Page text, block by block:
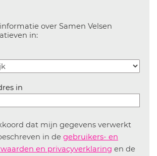
over Samen Velsen
in:Aanvinken om informatie over
in
dat mijn gegevens verwerkt
in de gebruikers- en
en privacyverklaring en de